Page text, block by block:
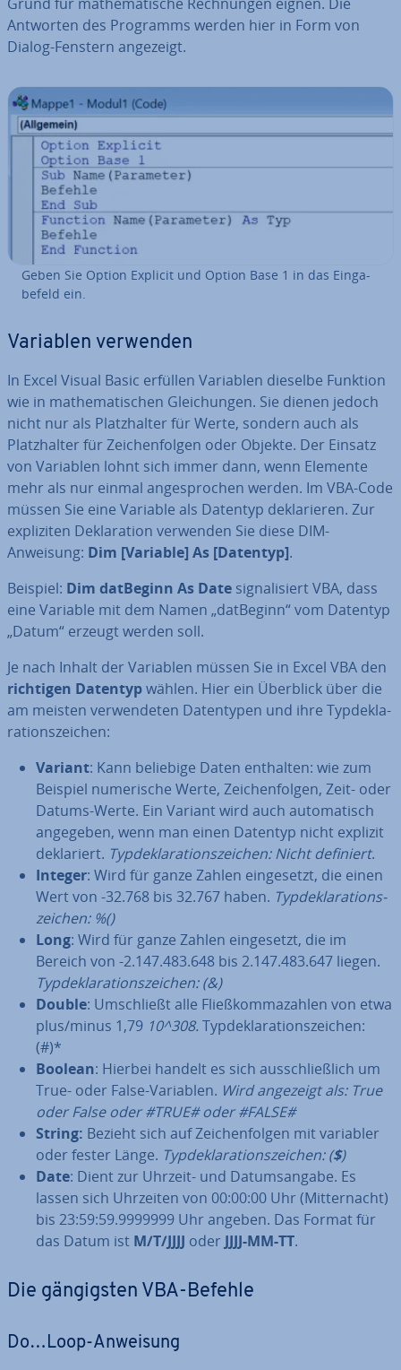
Antworten des Programms werden hier in Form von
Dialog-Fenstern angezeigt.
Geben Sie Option Explicit und Option Base 1 in das Ein­ga­
be­feld ein.
Variablen verwenden
In Excel Visual Basic erfüllen Variablen dieselbe Funktion
wie in ma­the­ma­ti­schen Glei­chun­gen. Sie dienen jedoch
nicht nur als Platz­hal­ter für Werte, sondern auch als
Platz­hal­ter für Zei­chen­fol­gen oder Objekte. Der Einsatz
von Variablen lohnt sich immer dann, wenn Elemente
mehr als nur einmal an­ge­spro­chen werden. Im VBA-Code
müssen Sie eine Variable als Datentyp de­kla­rie­ren. Zur
ex­pli­zi­ten De­kla­ra­ti­on verwenden Sie diese DIM-
Anweisung: Dim [Variable] As [Datentyp].
Beispiel: Dim datBeginn As Date si­gna­li­siert VBA, dass
eine Variable mit dem Namen „datBeginn“ vom Datentyp
„Datum“ erzeugt werden soll.
Je nach Inhalt der Variablen müssen Sie in Excel VBA den
richtigen Datentypwählen. Hier ein Überblick über die
am meisten ver­wen­de­ten Da­ten­ty­pen und ihre Typ­de­kla­
ra­ti­ons­zei­chen:
Variant: Kann beliebige Daten enthalten: wie zum
Beispiel nu­me­ri­sche Werte, Zei­chen­fol­gen, Zeit- oder
Datums-Werte. Ein Variant wird auch au­to­ma­tisch
angegeben, wenn man einen Datentyp nicht explizit
de­kla­riert. Typ­de­kla­ra­ti­ons­zei­chen: Nicht definiert.
Integer: Wird für ganze Zahlen ein­ge­setzt, die einen
Wert von -32.768 bis 32.767 haben. Typ­de­kla­ra­ti­ons­
zei­chen: %()
Long: Wird für ganze Zahlen ein­ge­setzt, die im
Bereich von -2.147.483.648 bis 2.147.483.647 liegen.
Typ­de­kla­ra­ti­ons­zei­chen: (&)
Double: Um­schließt alle Fließ­kom­ma­zah­len von etwa
plus/minus 1,79 10^308. Typ­de­kla­ra­ti­ons­zei­chen:
(#)*
Boolean: Hierbei handelt es sich aus­schließ­lich um
True- oder False-Variablen. Wird angezeigt als: True
oder False oder #TRUE# oder #FALSE#
String: Bezieht sich auf Zei­chen­fol­gen mit variabler
oder fester Länge. Typ­de­kla­ra­ti­ons­zei­chen: ($)
Date: Dient zur Uhrzeit- und Da­tums­an­ga­be. Es
lassen sich Uhrzeiten von 00:00:00 Uhr (Mit­ter­nacht)
bis 23:59:59.9999999 Uhr angeben. Das Format für
das Datum ist M/T/JJJJ oder JJJJ-MM-TT.
Die gän­gigs­ten VBA-Befehle
Do…Loop-Anweisung